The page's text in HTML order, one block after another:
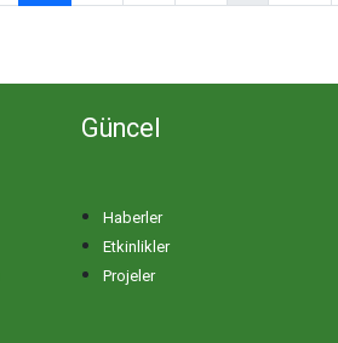
Güncel
Haberler
Etkinlikler
Projeler